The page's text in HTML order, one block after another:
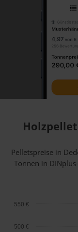
Pelletspreise in
Tonnen in
500 €
550 €